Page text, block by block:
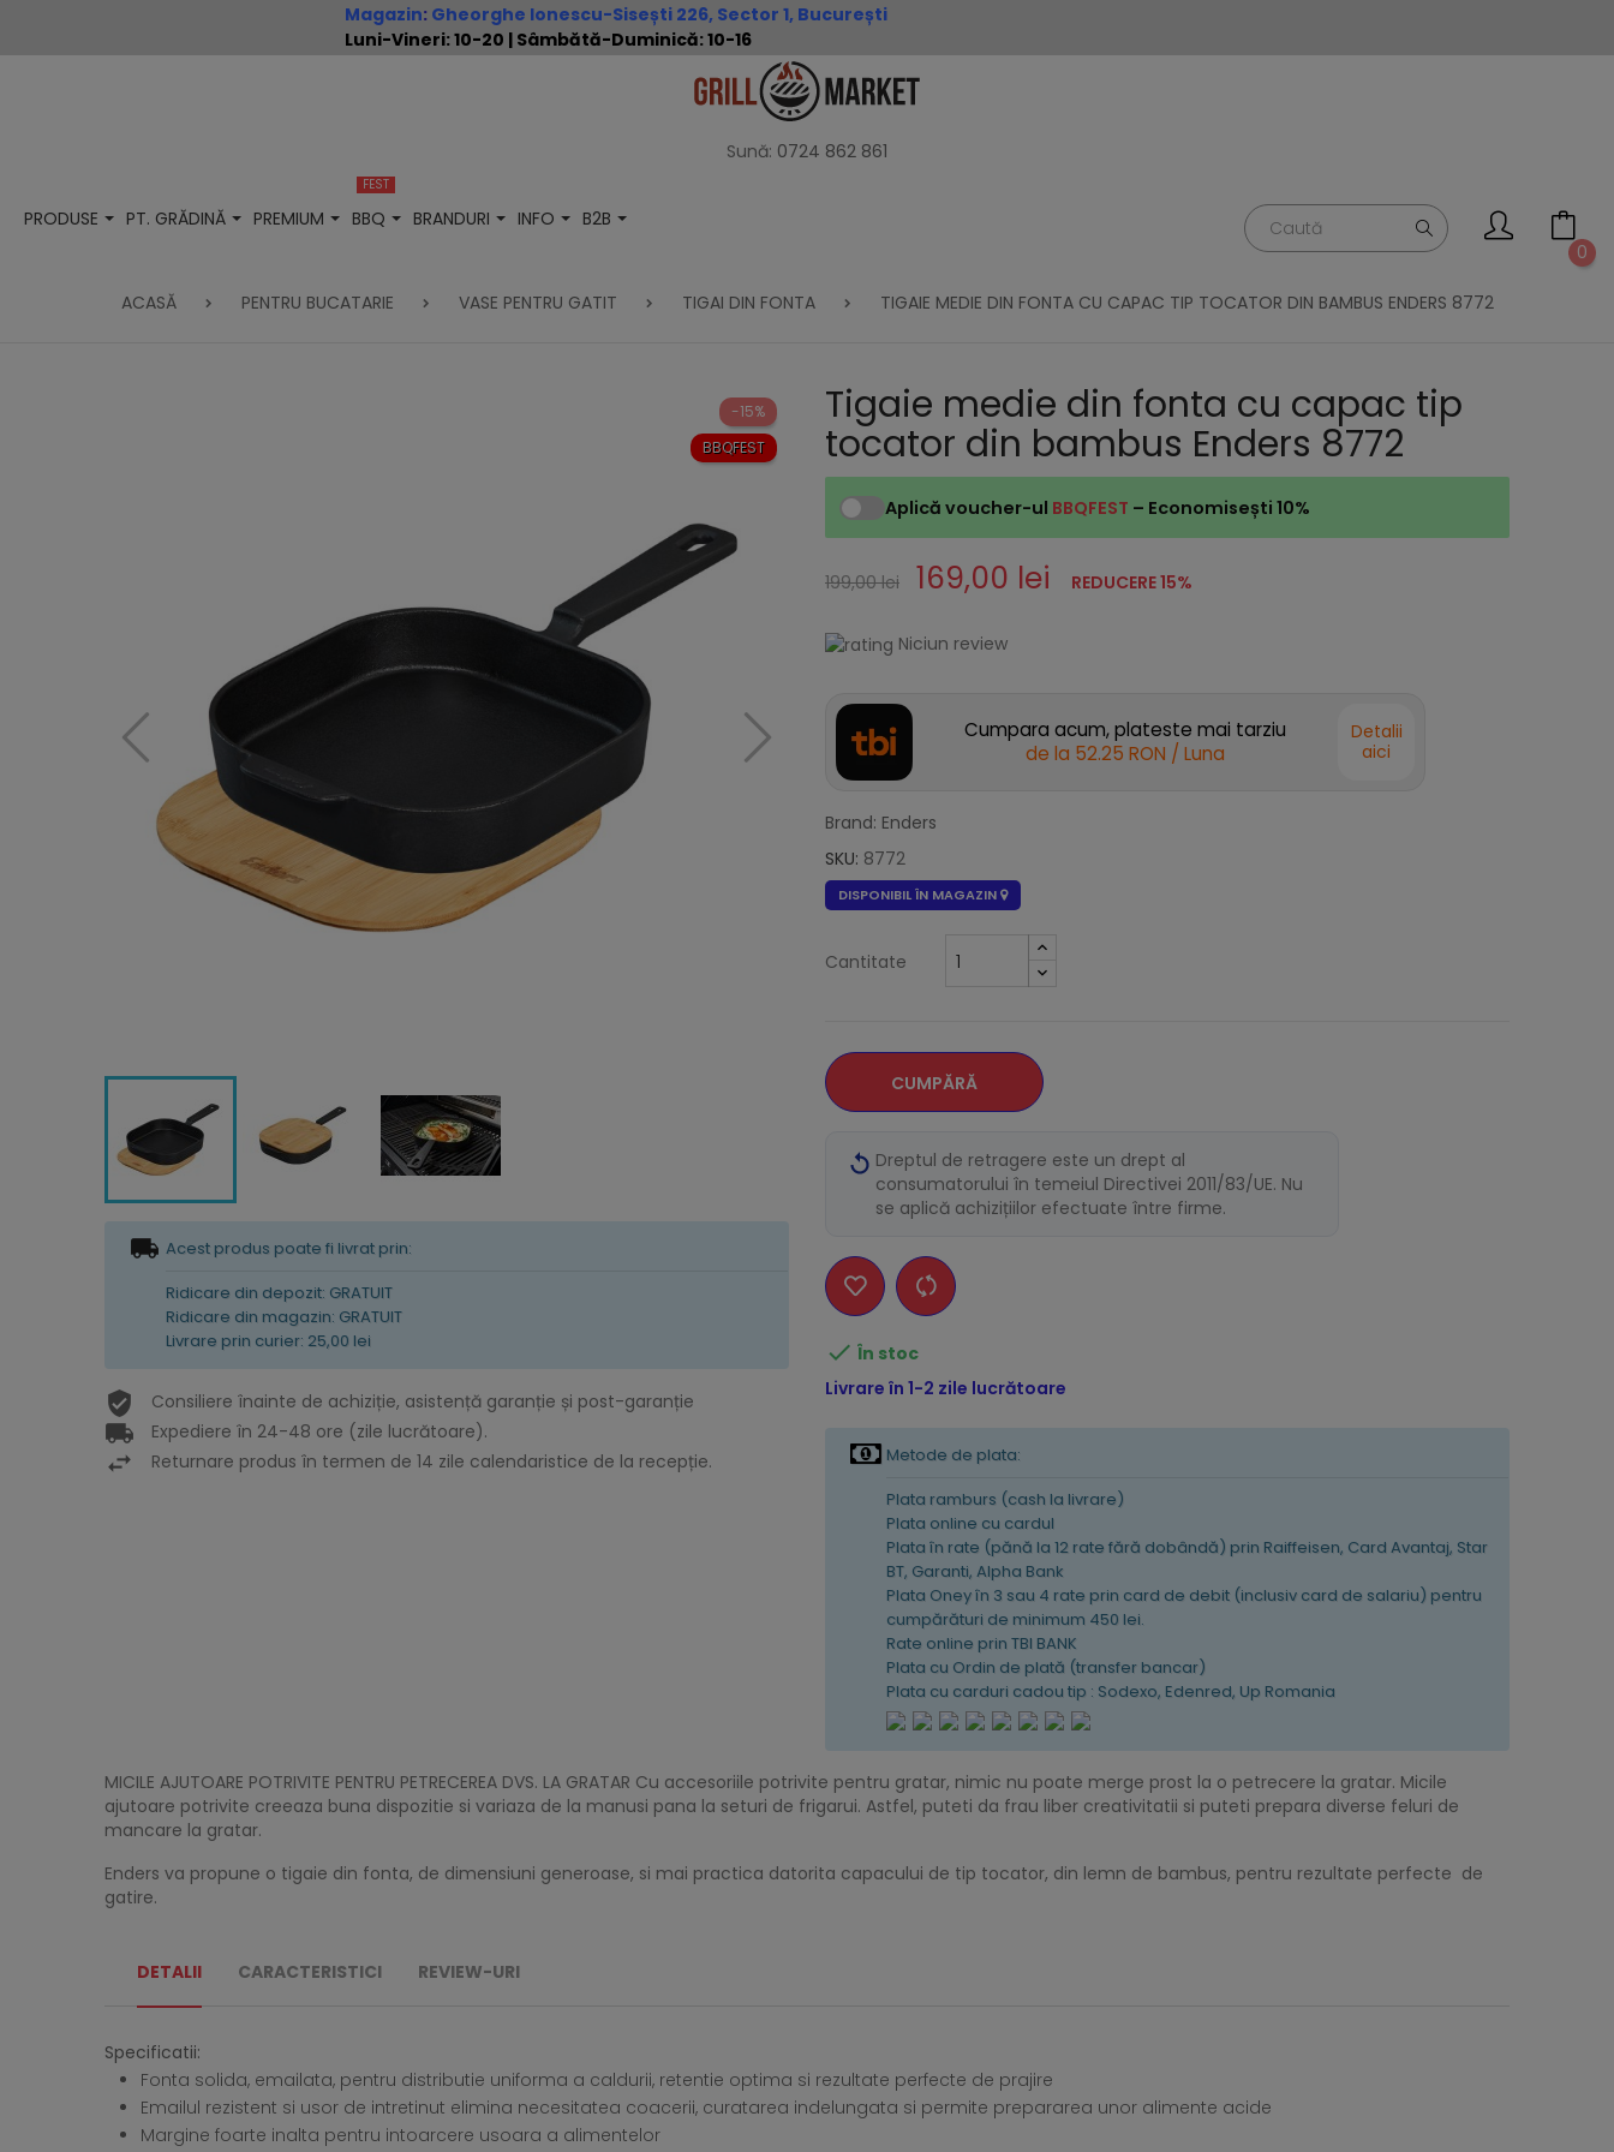
Magazin: Gheorghe Ionescu-Sisești 226, Sector 1, București
Luni-Vineri: 10-20 | Sâmbătă-Duminică: 10-16
Sună: 0724 862 861
PRODUSE PT. GRĂDINĂ PREMIUM BBQ
FEST
BRANDURI INFO
B2B
0
ACASĂ PENTRU BUCATARIE VASE PENTRU GATIT TIGAI DIN FONTA TIGAIE MEDIE DIN FONTA CU CAPAC TIP TOCATOR DIN BAMBUS ENDERS 8772
Acest produs poate fi livrat prin:
Ridicare din depozit: GRATUIT
Ridicare din magazin: GRATUIT
Livrare prin curier: 25,00 lei
Consiliere înainte de achiziție, asistență garanție și post-garanție
Expediere în 24-48 ore (zile lucrătoare).
Returnare produs în termen de 14 zile calendaristice de la recepție.
BBQFEST
-15% Tigaie medie din fonta cu capac tip
tocator din bambus Enders 8772
Aplică voucher-ul BBQFEST – Economisești 10%
199,00 lei 169,00 lei REDUCERE 15%
Niciun review
Cumpara acum, plateste mai tarziu
de la 52.25 RON / Luna
Detalii
aici
Brand: Enders
SKU: 8772
DISPONIBIL ÎN MAGAZIN
Cantitate
CUMPĂRĂ
Dreptul de retragere este un drept al
consumatorului în temeiul Directivei 2011/83/UE. Nu
se aplică achizițiilor efectuate între firme.
 În stoc
Livrare în 1-2 zile lucrătoare
Metode de plata:
Plata ramburs (cash la livrare)
Plata online cu cardul
Plata în rate (pănă la 12 rate fără dobândă) prin Raiffeisen, Card Avantaj, Star
BT, Garanti, Alpha Bank
Plata Oney în 3 sau 4 rate prin card de debit (inclusiv card de salariu) pentru
cumpărături de minimum 450 lei.
Rate online prin TBI BANK
Plata cu Ordin de plată (transfer bancar)
Plata cu carduri cadou tip : Sodexo, Edenred, Up Romania
MICILE AJUTOARE POTRIVITE PENTRU PETRECEREA DVS. LA GRATAR Cu accesoriile potrivite pentru gratar, nimic nu poate merge prost la o petrecere la gratar. Micile
ajutoare potrivite creeaza buna dispozitie si variaza de la manusi pana la seturi de frigarui. Astfel, puteti da frau liber creativitatii si puteti prepara diverse feluri de
mancare la gratar.
Enders va propune o tigaie din fonta, de dimensiuni generoase, si mai practica datorita capacului de tip tocator, din lemn de bambus, pentru rezultate perfecte de
gatire.
DETALII CARACTERISTICI REVIEW-URI
Specificatii:
Fonta solida, emailata, pentru distributie uniforma a caldurii, retentie optima si rezultate perfecte de prajire
Emailul rezistent si usor de intretinut elimina necesitatea coacerii, curatarea indelungata si permite prepararea unor alimente acide
Margine foarte inalta pentru intoarcere usoara a alimentelor